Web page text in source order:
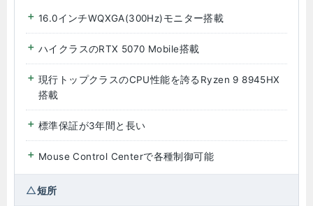
16.0インチWQXGA(300Hz)モニター搭載
ハイクラスのRTX 5070 Mobile搭載
現行トップクラスのCPU性能を誇るRyzen 9 8945HX
搭載
標準保証が3年間と長い
Mouse Control Centerで各種制御可能
短所